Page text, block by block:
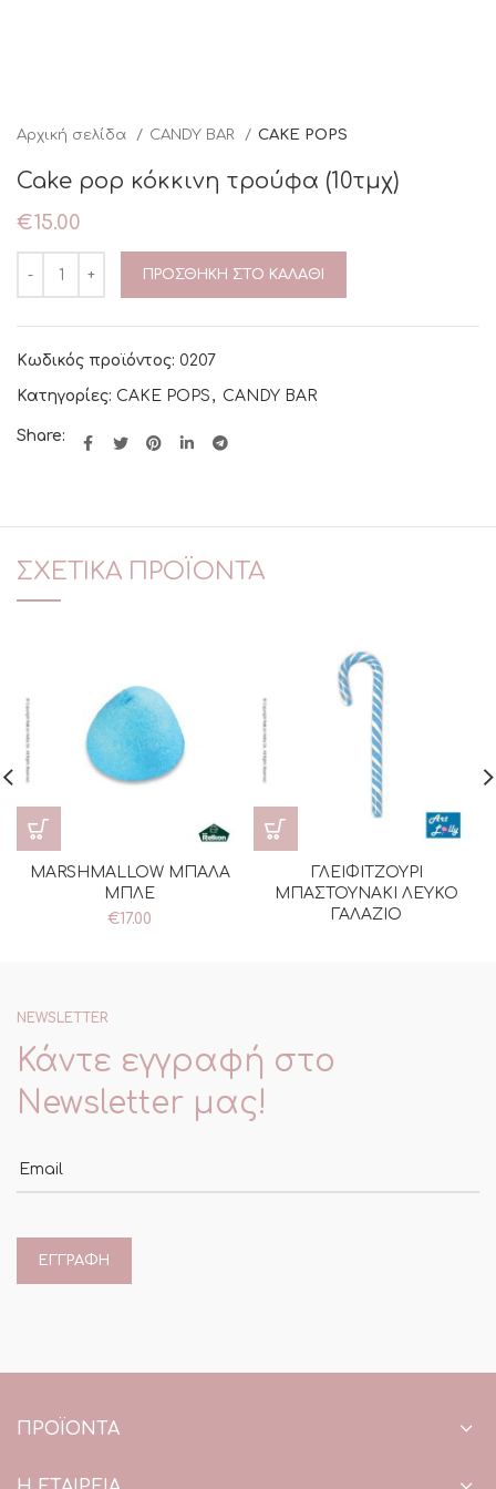
Αρχική σελίδα CANDY BAR CAKE POPS
Cake pop κόκκινη τρούφα (10τμχ)
€15.00
ΠΡΟΣΘΉΚΗ ΣΤΟ ΚΑΛΆΘΙ
Κωδικός προϊόντος: 0207
Κατηγορίες: CAKE POPS , CANDY BAR
Share:
ΣΧΕΤΙΚΆ ΠΡΟΪΌΝΤΑ
MARSHMALLOW ΜΠΑΛΑ
ΜΠΛΕ
€17.00
ΓΛΕΙΦΙΤΖΟΥΡΙ
ΜΠΑΣΤΟΥΝΑΚΙ ΛΕΥΚΟ
ΓΑΛΑΖΙΟ
NEWSLETTER
Κάντε εγγραφή στο
Newsletter μας!
ΠΡΟΪΌΝΤΑ